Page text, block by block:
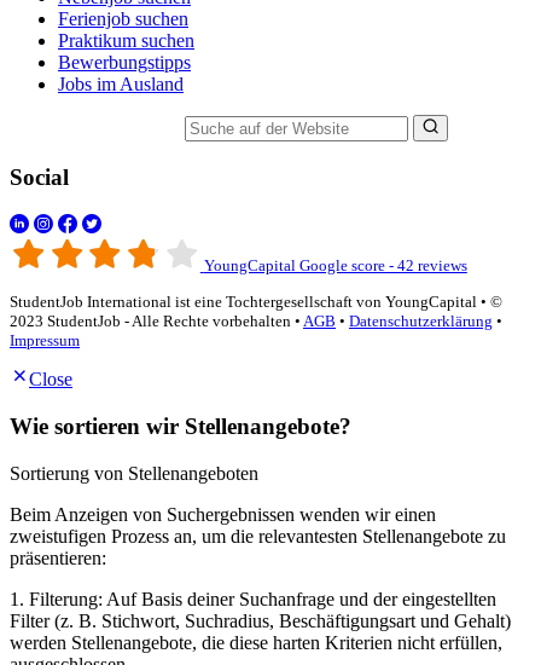
Ferienjob suchen
Praktikum suchen
Bewerbungstipps
Jobs im Ausland
Social
YoungCapital Google score - 42 reviews
StudentJob International ist eine Tochtergesellschaft von YoungCapital • ©
2023 StudentJob - Alle Rechte vorbehalten • AGB • Datenschutzerklärung •
Impressum
Close
Wie sortieren wir Stellenangebote?
Sortierung von Stellenangeboten
Beim Anzeigen von Suchergebnissen wenden wir einen
zweistufigen Prozess an, um die relevantesten Stellenangebote zu
präsentieren:
1. Filterung: Auf Basis deiner Suchanfrage und der eingestellten
Filter (z. B. Stichwort, Suchradius, Beschäftigungsart und Gehalt)
werden Stellenangebote, die diese harten Kriterien nicht erfüllen,